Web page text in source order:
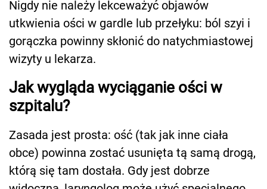
Nigdy nie należy lekceważyć objawów
utkwienia ości w gardle lub przełyku: ból szyi i
gorączka powinny skłonić do natychmiastowej
wizyty u lekarza.
Jak wygląda wyciąganie ości w
szpitalu?
Zasada jest prosta: ość (tak jak inne ciała
obce) powinna zostać usunięta tą samą drogą,
którą się tam dostała. Gdy jest dobrze